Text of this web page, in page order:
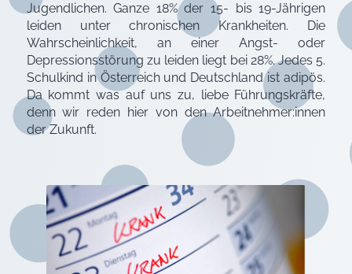
Jugendlichen. Ganze 18% der 15- bis 19-Jährigen
leiden unter chronischen Krankheiten. Die
Wahrscheinlichkeit, an einer Angst- oder
Depressionsstörung zu leiden liegt bei 28%. Jedes 5.
Schulkind in Österreich und Deutschland ist adipös.
Da kommt was auf uns zu, liebe Führungskräfte,
denn wir reden hier von den Arbeitnehmer:innen
der Zukunft.